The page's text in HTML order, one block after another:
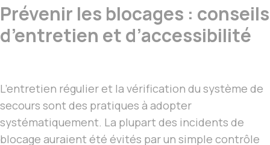
Prévenir les blocages : conseils
d’entretien et d’accessibilité
L’entretien régulier et la vérification du système de
secours sont des pratiques à adopter
systématiquement. La plupart des incidents de
blocage auraient été évités par un simple contrôle